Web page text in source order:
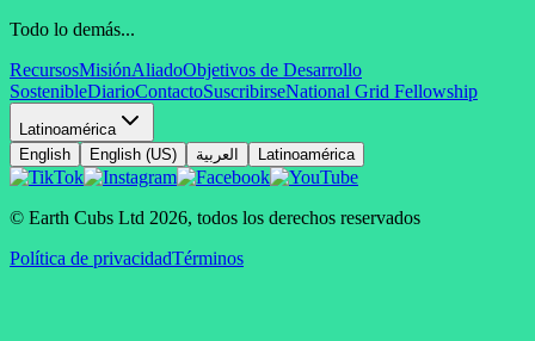
Todo lo demás...
RecursosMisiónAliadoObjetivos de Desarrollo
SostenibleDiarioContactoSuscribirseNational Grid Fellowship
Latinoamérica
English
English (US) العربية Latinoamérica
© Earth Cubs Ltd 2026, todos los derechos reservados
Política de privacidadTérminos